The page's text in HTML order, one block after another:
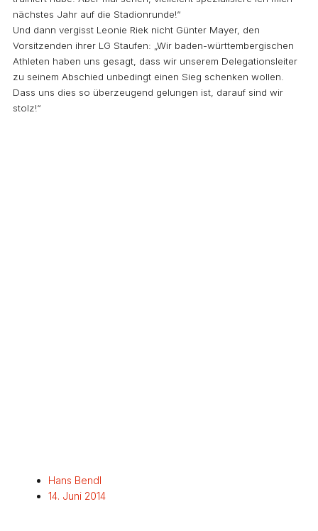
nächstes Jahr auf die Stadionrunde!“
Und dann vergisst Leonie Riek nicht Günter Mayer, den
Vorsitzenden ihrer LG Staufen: „Wir baden-württembergischen
Athleten haben uns gesagt, dass wir unserem Delegationsleiter
zu seinem Abschied unbedingt einen Sieg schenken wollen.
Dass uns dies so überzeugend gelungen ist, darauf sind wir
stolz!“
Hans Bendl
14. Juni 2014